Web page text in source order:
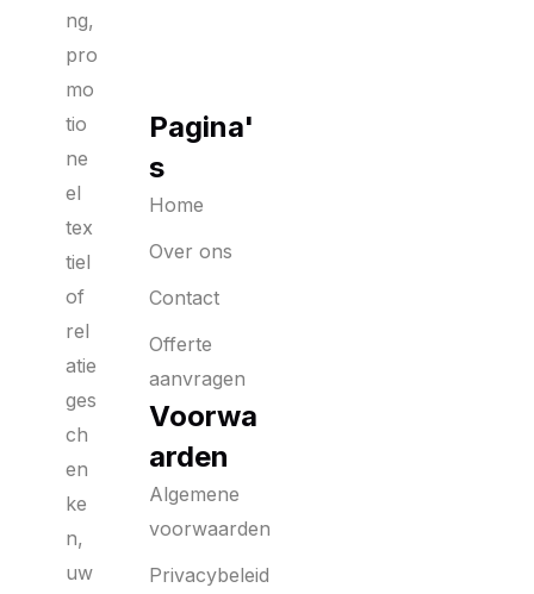
ng,
pro
mo
tio
ne
el
tex
tiel
of
rel
atie
ges
ch
en
ke
n,
uw
Pagina'
s
Home
Over ons
Contact
Offerte
aanvragen
Voorwa
arden
Algemene
voorwaarden
Privacybeleid